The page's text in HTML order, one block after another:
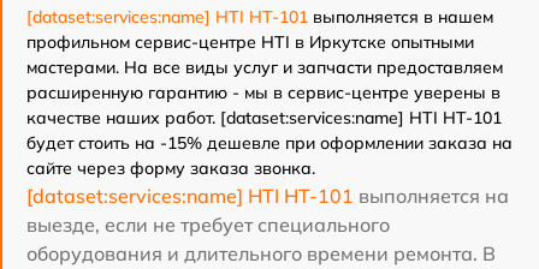
[dataset:services:name] HTI HT-101 выполняется в нашем
профильном сервис-центре HTI в Иркутске опытными
мастерами. На все виды услуг и запчасти предоставляем
расширенную гарантию - мы в сервис-центре уверены в
качестве наших работ. [dataset:services:name] HTI HT-101
будет стоить на -15% дешевле при оформлении заказа на
сайте через форму заказа звонка.
[dataset:services:name] HTI HT-101 выполняется на
выезде, если не требует специального
оборудования и длительного времени ремонта. В